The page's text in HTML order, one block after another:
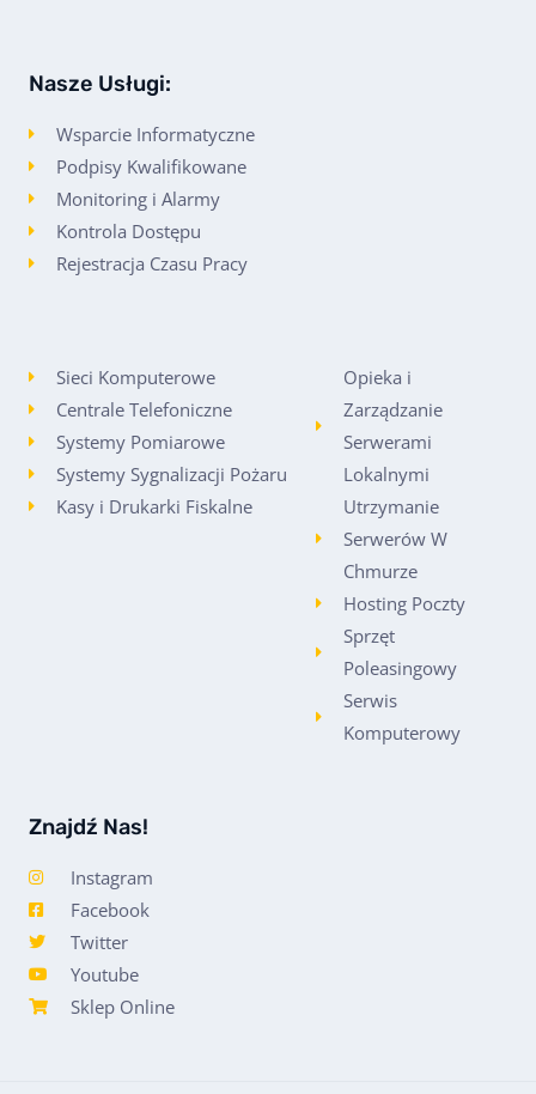
Nasze Usługi:
Wsparcie Informatyczne
Podpisy Kwalifikowane
Monitoring i Alarmy
Kontrola Dostępu
Rejestracja Czasu Pracy
Sieci Komputerowe
Centrale Telefoniczne
Systemy Pomiarowe
Systemy Sygnalizacji Pożaru
Kasy i Drukarki Fiskalne
Opieka i
Zarządzanie
Serwerami
Lokalnymi
Utrzymanie
Serwerów W
Chmurze
Hosting Poczty
Sprzęt
Poleasingowy
Serwis
Komputerowy
Znajdź Nas!
Instagram
Facebook
Twitter
Youtube
Sklep Online